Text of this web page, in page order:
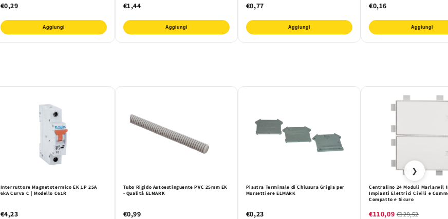
€0,29
Aggiungi
€1,44
Aggiungi
€0,77
Aggiungi
€0,16
Aggiungi
Interruttore Magnetotermico EK 1P 25A
6kA Curva C | Modello C61R
€4,23
Tubo Rigido Autoestinguente PVC 25mm EK
- Qualità ELMARK
€0,99
Piastra Terminale di Chiusura Grigia per
Morsettiere ELMARK
€0,23
Centralino 24 Moduli Marlanvil
Impianti Elettrici Civili e
Compatto e Sicuro
€110,09 €129,52
❯